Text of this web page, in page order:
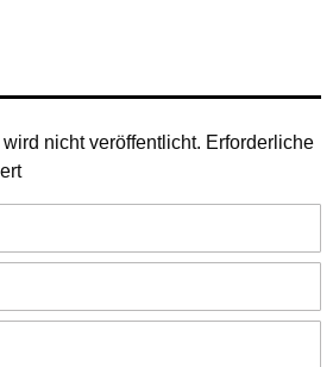
nicht veröffentlicht. Erforderliche